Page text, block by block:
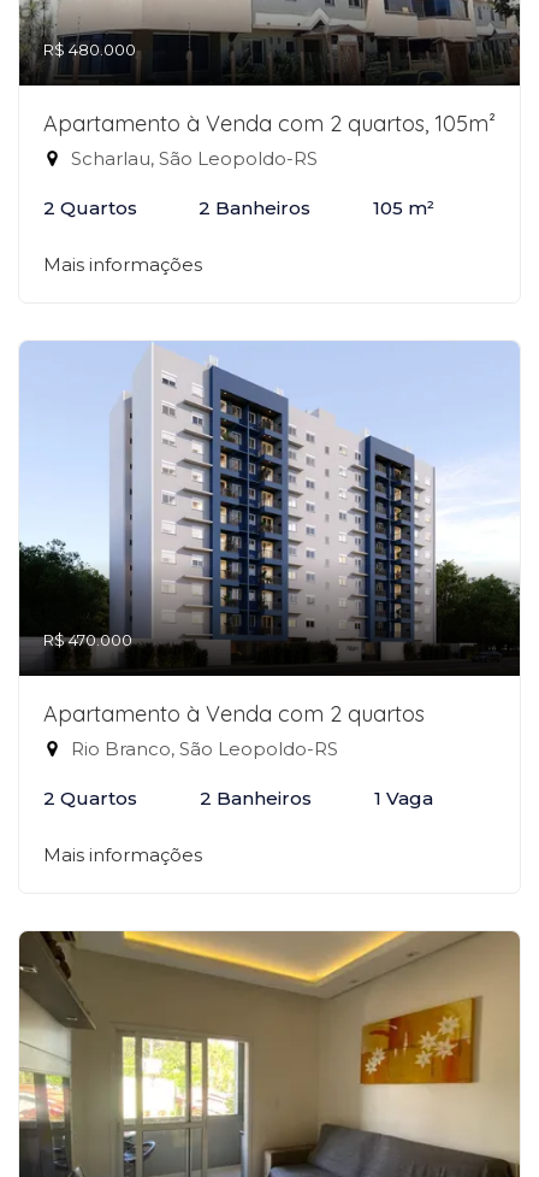
R$ 480.000
Apartamento à Venda com 2 quartos, 105m²
Scharlau, São Leopoldo-RS
2 Quartos 2 Banheiros 105 m²
Mais informações
R$ 470.000
Apartamento à Venda com 2 quartos
Rio Branco, São Leopoldo-RS
2 Quartos 2 Banheiros 1 Vaga
Mais informações